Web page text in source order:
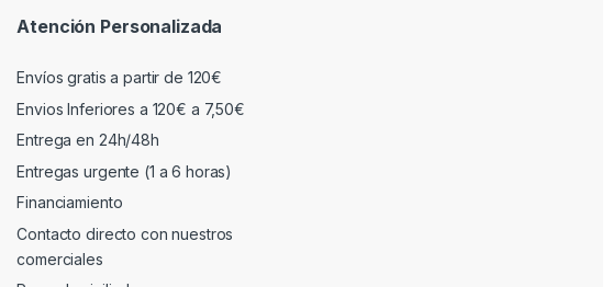
Atención Personalizada
Envíos gratis a partir de 120€
Envios Inferiores a 120€ a 7,50€
Entrega en 24h/48h
Entregas urgente (1 a 6 horas)
Financiamiento
Contacto directo con nuestros
comerciales